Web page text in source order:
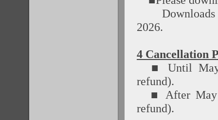
Downloads
2026.
4 Cancellation
■ Until May
refund).
■ After May
refund).